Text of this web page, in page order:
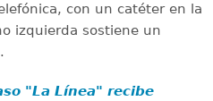
con un catéter en la
izquierda sostiene un
"La Línea" recibe